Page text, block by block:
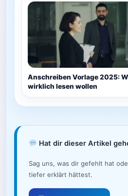
Anschreiben Vorlage 2025:
wirklich lesen wollen
Hat dir dieser Artikel
Sag uns, was dir gefehlt hat
tiefer erklärt hättest.